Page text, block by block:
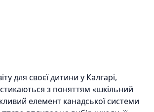
для своєї дитини у Калгарі,
з поняттям «шкільний
елемент канадської системи